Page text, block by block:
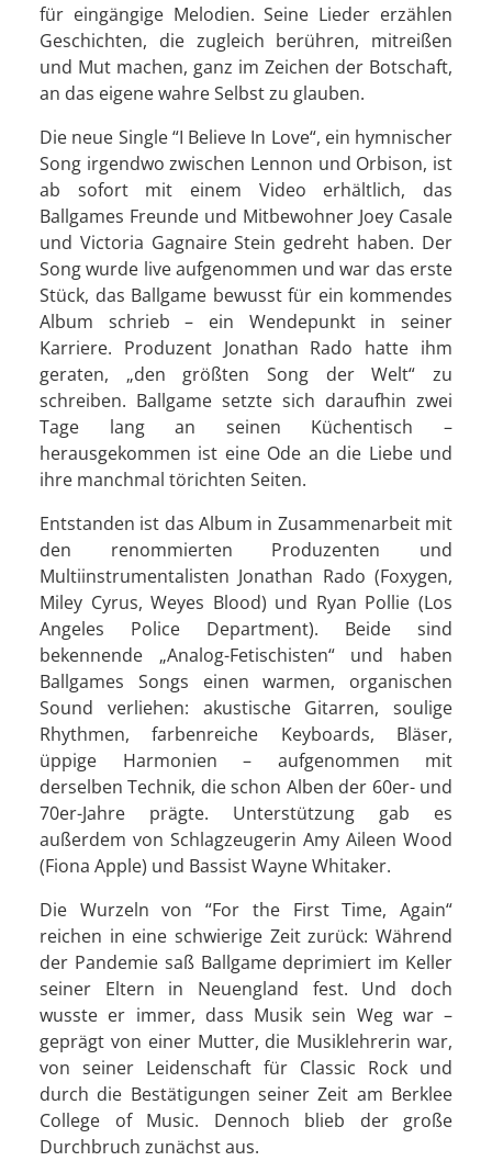
für eingängige Melodien. Seine Lieder erzählen
Geschichten, die zugleich berühren, mitreißen
und Mut machen, ganz im Zeichen der Botschaft,
an das eigene wahre Selbst zu glauben.
Die neue Single “I Believe In Love“, ein hymnischer
Song irgendwo zwischen Lennon und Orbison, ist
ab sofort mit einem Video erhältlich, das
Ballgames Freunde und Mitbewohner Joey Casale
und Victoria Gagnaire Stein gedreht haben. Der
Song wurde live aufgenommen und war das erste
Stück, das Ballgame bewusst für ein kommendes
Album schrieb – ein Wendepunkt in seiner
Karriere. Produzent Jonathan Rado hatte ihm
geraten, „den größten Song der Welt“ zu
schreiben. Ballgame setzte sich daraufhin zwei
Tage lang an seinen Küchentisch –
herausgekommen ist eine Ode an die Liebe und
ihre manchmal törichten Seiten.
Entstanden ist das Album in Zusammenarbeit mit
den renommierten Produzenten und
Multiinstrumentalisten Jonathan Rado (Foxygen,
Miley Cyrus, Weyes Blood) und Ryan Pollie (Los
Angeles Police Department). Beide sind
bekennende „Analog-Fetischisten“ und haben
Ballgames Songs einen warmen, organischen
Sound verliehen: akustische Gitarren, soulige
Rhythmen, farbenreiche Keyboards, Bläser,
üppige Harmonien – aufgenommen mit
derselben Technik, die schon Alben der 60er- und
70er-Jahre prägte. Unterstützung gab es
außerdem von Schlagzeugerin Amy Aileen Wood
(Fiona Apple) und Bassist Wayne Whitaker.
Die Wurzeln von “For the First Time, Again“
reichen in eine schwierige Zeit zurück: Während
der Pandemie saß Ballgame deprimiert im Keller
seiner Eltern in Neuengland fest. Und doch
wusste er immer, dass Musik sein Weg war –
geprägt von einer Mutter, die Musiklehrerin war,
von seiner Leidenschaft für Classic Rock und
durch die Bestätigungen seiner Zeit am Berklee
College of Music. Dennoch blieb der große
Durchbruch zunächst aus.